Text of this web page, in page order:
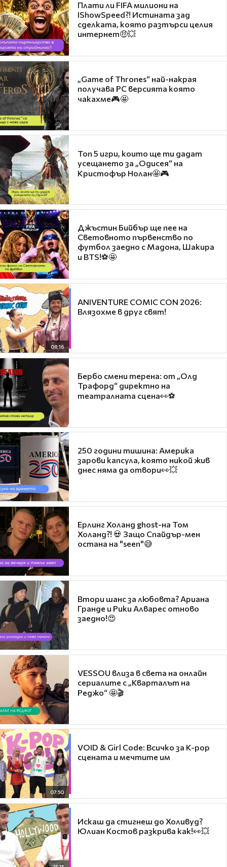
Плати ли FIFA милиони на
IShowSpeed?! Истината зад
сделката, която разтърси целия
интернет🤑💥
„Game of Thrones“ най-накрая
получава PC версията която
чакахме🎮🤩
Топ 5 игри, които ще ти дадат
усещането за „Одисея“ на
Кристофър Нолан🤩🎮
Джъстин Бийбър ще пее на
Световното първенство по
футбол заедно с Мадона, Шакира
и BTS!⚽🤩
08:16
ANIVENTURE COMIC CON 2026:
Влязохме в друг свят!
Бербо смени терена: от „Олд
Трафорд“ директно на
театралната сцена👀⚽
250 години тишина: Америка
зарови капсула, която никой жив
днес няма да отвори👀💥
Ерлинг Холанд ghost-на Том
Холанд?! 💀 Защо Спайдър-мен
остана на "seen"😅
Втори шанс за любовта? Ариана
Гранде и Рики Алварес отново
заедно!😍
VESSOU влиза в света на онлайн
сериалите с „Кварталът на
Реджо“ 🤩🎬
07:50
VOID & Girl Code: Всичко за K-pop
сцената и мечтите им
Искаш да стигнеш до Холивуд?
Юлиан Костов разкрива как!👀💥